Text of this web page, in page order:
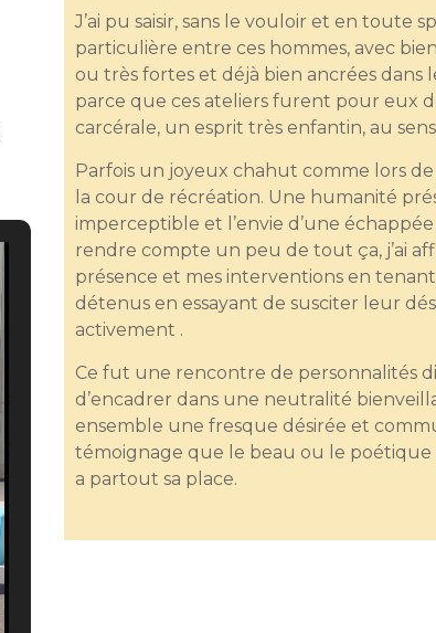
J’ai pu saisir, sans le vouloir et en toute
particulière entre ces hommes, avec
ou très fortes et déjà bien ancrées dans
parce que ces ateliers furent pour eux
carcérale, un esprit très enfantin, au
Parfois un joyeux chahut comme lors
la cour de récréation. Une humanité
imperceptible et l’envie d’une
rendre compte un peu de tout ça, j’ai
présence et mes interventions en
détenus en essayant de susciter leur
activement .
Ce fut une rencontre de personnalités
d’encadrer dans une neutralité
ensemble une fresque désirée et
témoignage que le beau ou le poétique
a partout sa place.